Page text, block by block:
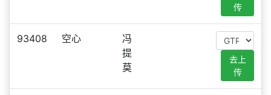
传
93408 空心
冯
提
莫
去上
传